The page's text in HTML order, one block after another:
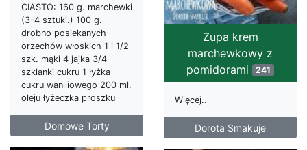
CIASTO: 160 g. marchewki
(3-4 sztuki.) 100 g.
drobno posiekanych
orzechów włoskich 1 i 1/2
szk. mąki 4 jajka 3/4
szklanki cukru 1 łyżka
cukru waniliowego 200 ml.
oleju łyżeczka proszku
Domowe Torty
Zupa krem
marchewkowy z
pomidorami 241
Więcej..
Dorota Smakuje